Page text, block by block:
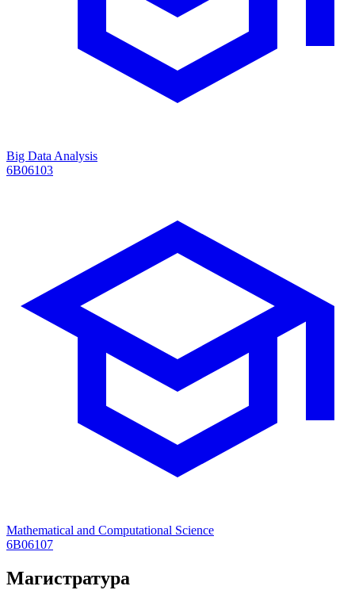
Big Data Analysis
6B06103
Mathematical and Computational Science
6B06107
Магистратура